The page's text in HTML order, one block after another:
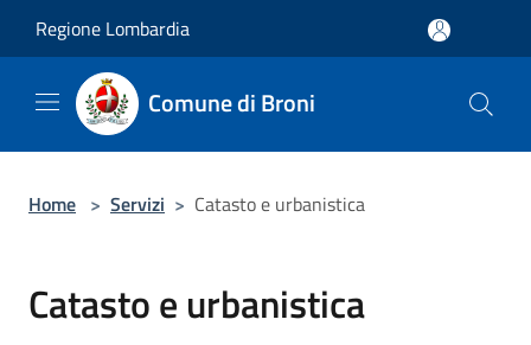
Regione Lombardia
Comune di Broni
Home > Servizi > Catasto e urbanistica
Catasto e urbanistica